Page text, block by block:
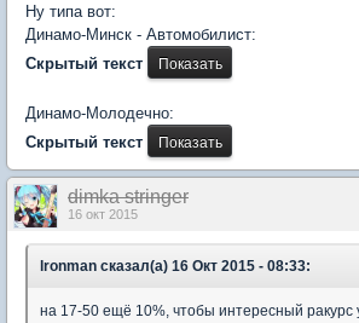
Ну типа вот:
Динамо-Минск - Автомобилист:
Скрытый текст
Динамо-Молодечно:
Скрытый текст
dimka stringer
16 окт 2015
lronman сказал(а) 16 Окт 2015 - 08:33:
на 17-50 ещё 10%, чтобы интересный ракурс